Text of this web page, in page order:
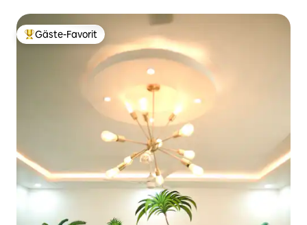
Beliebter Gäste-Favorit.
Gäste-Favorit